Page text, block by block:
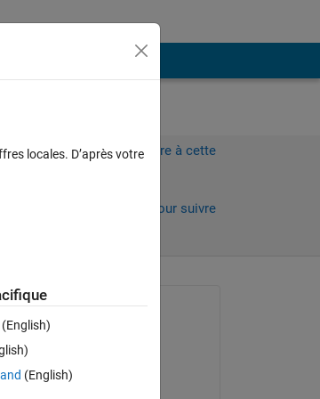
vous pour répondre à cette
Connectez-vous pour suivre
Erik
le 16 Nov 2015
locales. D’après votre
(English)
(English)